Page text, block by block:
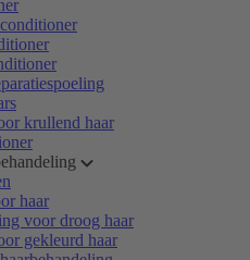
krullend haar
haar
voor droog haar
gekleurd haar